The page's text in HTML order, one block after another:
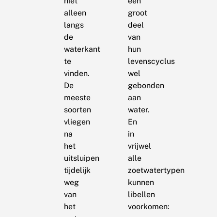
alleen
langs
de
waterkant
te
vinden.
De
meeste
soorten
vliegen
na
het
uitsluipen
tijdelijk
weg
van
het
groot
deel
van
hun
levenscyclus
wel
gebonden
aan
water.
En
in
vrijwel
alle
zoetwatertypen
kunnen
libellen
voorkomen: